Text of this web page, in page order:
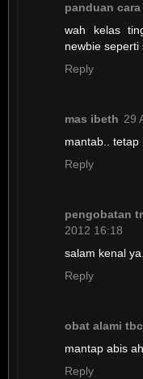
panduan
wah kelas
newbie seperti
Reply
mas ibeth 29
mantab.. tetap
Reply
pengobatan
2012 16:18
salam kenal
Reply
obat alami tbc
mantap abis
Reply